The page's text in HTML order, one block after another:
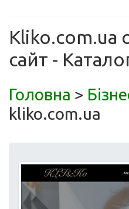
Kliko.com.ua
сайт -
Головна >
kliko.com.ua